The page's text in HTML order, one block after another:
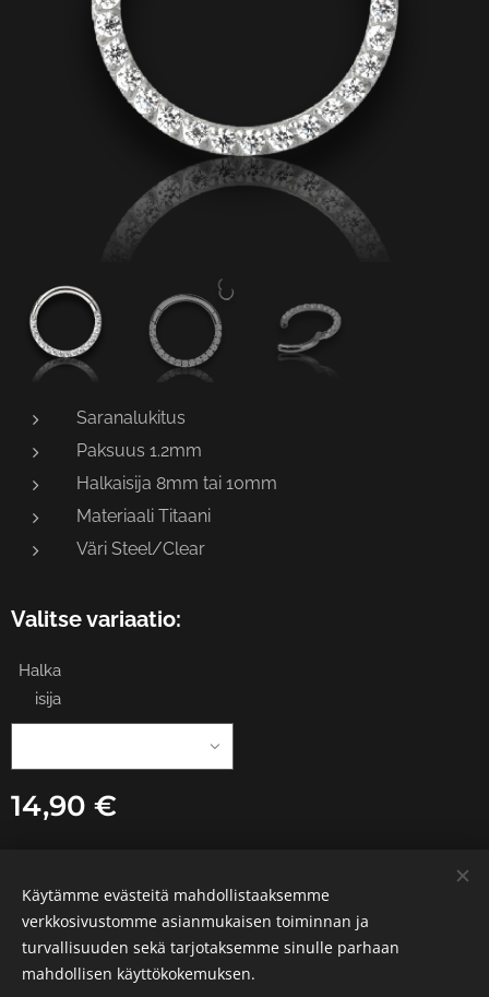
Saranalukitus
Paksuus 1.2mm
Halkaisija 8mm tai 10mm
Materiaali Titaani
Väri Steel/Clear
Valitse variaatio:
Halka
isija
14,90 €
LuotuWebnodella Evästeet
Käytämme evästeitä mahdollistaaksemme
verkkosivustomme asianmukaisen toiminnan ja
turvallisuuden sekä tarjotaksemme sinulle parhaan
mahdollisen käyttökokemuksen.